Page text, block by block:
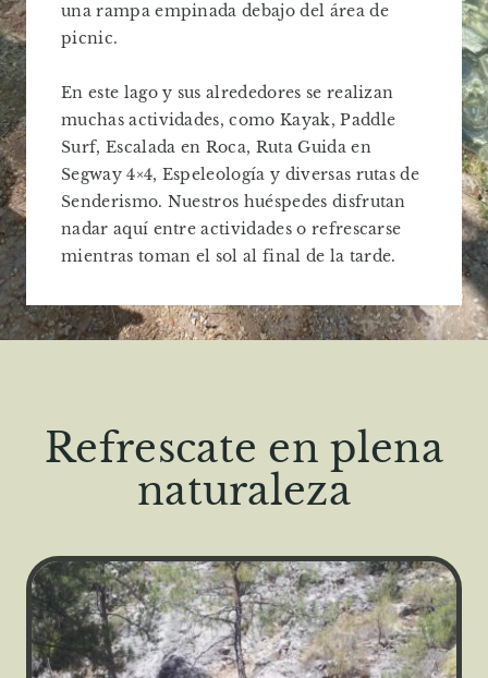
una rampa empinada debajo del área de
picnic.
En este lago y sus alrededores se realizan
muchas actividades, como Kayak, Paddle
Surf, Escalada en Roca, Ruta Guida en
Segway 4×4, Espeleología y diversas rutas de
Senderismo. Nuestros huéspedes disfrutan
nadar aquí entre actividades o refrescarse
mientras toman el sol al final de la tarde.
Refrescate en plena
naturaleza